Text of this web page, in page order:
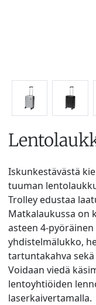
Iskunkestävästä
tuuman
Trolley edustaa
Matkalaukussa on
asteen 4-
yhdistelmälukko,
tartuntakahva
Voidaan viedä
lentoyhtiöiden
laserkaivertamalla.